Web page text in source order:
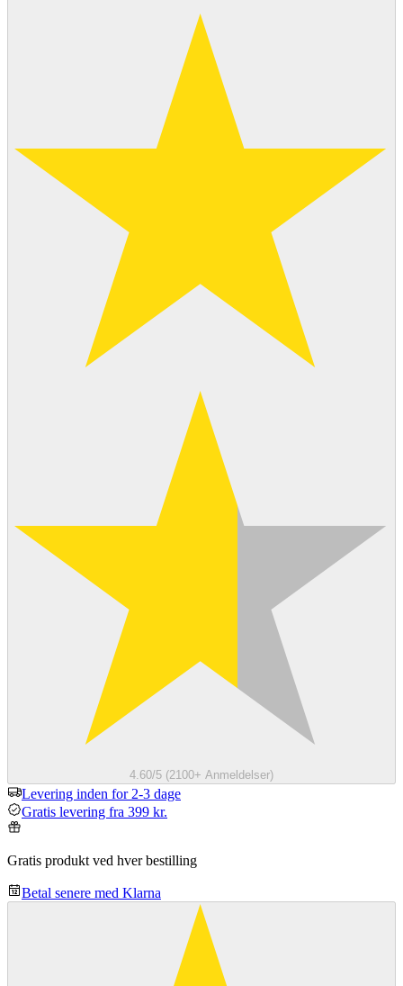
4.60/5 (2100+ Anmeldelser)
Levering inden for 2-3 dage
Gratis levering fra 399 kr.
Gratis produkt ved hver bestilling
Betal senere med Klarna